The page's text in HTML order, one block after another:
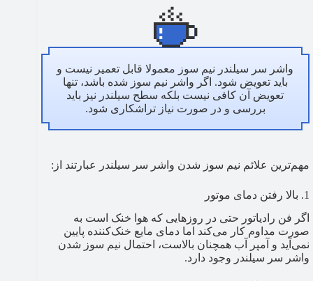
واشر سر سیلندر نیم سوز معمولا قابل تعمیر نیست و
باید تعویض شود. اگر واشر نیم سوز شده باشد، تنها
تعویض آن کافی نیست بلکه سطح سیلندر نیز باید
بررسی و در صورت نیاز تراشکاری شود.
مهم‌ترین علائم نیم سوز شدن واشر سر سیلندر عبارتند از:
1. بالا رفتن دمای موتور
اگر فن رادیاتور حتی در روزهایی که هوا خنک است به
صورت مداوم کار می‌کند اما دمای مایع خنک‌کننده پایین
نمی‌آید و آمپر آب همچنان بالاست، احتمال نیم سوز شدن
واشر سر سیلندر وجود دارد.